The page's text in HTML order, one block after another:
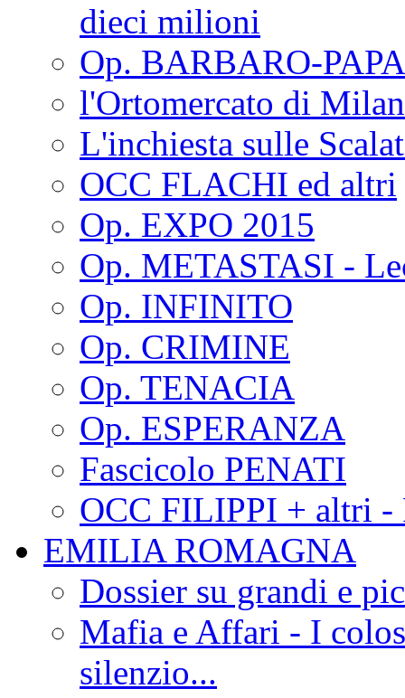
dieci milioni
Op. BARBARO-
l'Ortomercato di
L'inchiesta sulle
OCC FLACHI ed altri
Op. EXPO 2015
Op. METASTASI -
Op. INFINITO
Op. CRIMINE
Op. TENACIA
Op. ESPERANZA
Fascicolo PENATI
OCC FILIPPI + altri -
EMILIA ROMAGNA
Dossier su grandi e
Mafia e Affari - I
silenzio...